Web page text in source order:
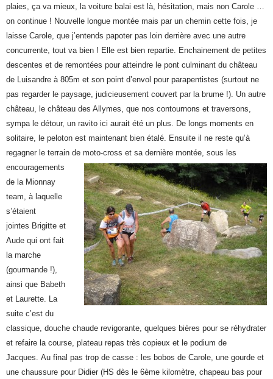
plaies, ça va mieux, la voiture balai est là, hésitation, mais non Carole …
on continue ! Nouvelle longue montée mais par un chemin cette fois, je
laisse Carole, que j’entends papoter pas loin derrière avec une autre
concurrente, tout va bien ! Elle est bien repartie. Enchainement de petites
descentes et de remontées pour atteindre le pont culminant du château
de Luisandre à 805m et son point d’envol pour parapentistes (surtout ne
pas regarder le paysage, judicieusement couvert par la brume !). Un autre
château, le château des Allymes, que nos contournons et traversons,
sympa le détour, un ravito ici aurait été un plus. De longs moments en
solitaire, le peloton est maintenant bien étalé. Ensuite il ne reste qu’à
regagner le terrain de moto-cross et sa dernière montée, sous les
encouragements
de la Mionnay
team, à laquelle
s’étaient
jointes Brigitte et
Aude qui ont fait
la marche
(gourmande !),
ainsi que Babeth
et Laurette. La
suite c’est du
classique, douche chaude revigorante, quelques bières pour se réhydrater
et refaire la course, plateau repas très copieux et le podium de
Jacques. Au final pas trop de casse : les bobos de Carole, une gourde et
une chaussure pour Didier (HS dès le 6ème kilomètre, chapeau bas pour